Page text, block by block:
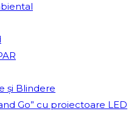
și Blindere
Go” cu proiectoare LED